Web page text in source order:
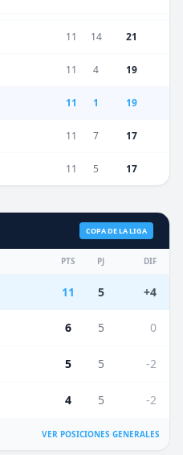
11 14 21
11 4 19
11 1 19
11 7 17
11 5 17
COPA DE LA LIGA
PTS PJ DIF
11 5 +4
6 5 0
5 5 -2
4 5 -2
VER POSICIONES GENERALES